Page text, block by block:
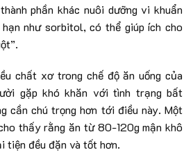
phần khác nuôi dưỡng vi khuẩn
như sorbitol, có thể giúp ích cho
chất xơ trong chế độ ăn uống của
gặp khó khăn với tình trạng bất
cần chú trọng hơn tới điều này. Một
thấy rằng ăn từ 80-120g mận khô
tiện đều đặn và tốt hơn.